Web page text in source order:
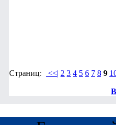
Страниц: <<| 2 3 4 5 6 7 8 9